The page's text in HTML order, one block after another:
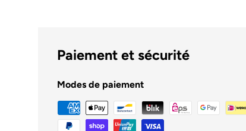
Paiement et sécurité
Modes de paiement